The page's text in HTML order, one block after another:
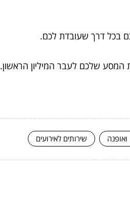
בכל דרך שעובדת לכם.
המסע שלכם לעבר המיליון הראשון.
שירותים לאירועים